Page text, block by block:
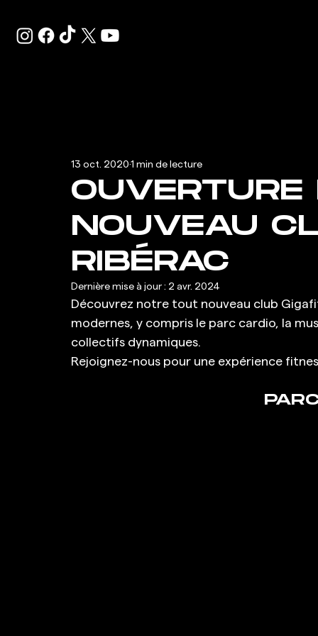
OUVERTURE
NOUVEAU
RIBÉRAC
13 oct. 2020 1 min de lecture
Dernière mise à jour : 2 avr. 2024
Découvrez notre tout nouveau club
modernes, y compris le parc cardio, la
collectifs dynamiques.
Rejoignez-nous pour une expérience